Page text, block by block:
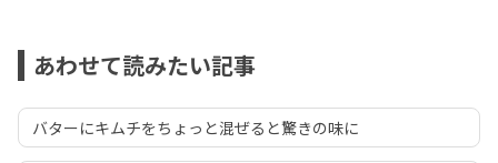
あわせて読みたい記事
バターにキムチをちょっと混ぜると驚きの味に